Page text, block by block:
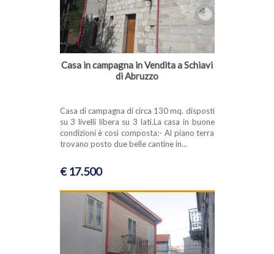
Casa in campagna in Vendita a Schiavi
di Abruzzo
Casa di campagna di circa 130 mq. disposti
su 3 livelli libera su 3 lati.La casa in buone
condizioni è così composta:- Al piano terra
trovano posto due belle cantine in...
€ 17.500